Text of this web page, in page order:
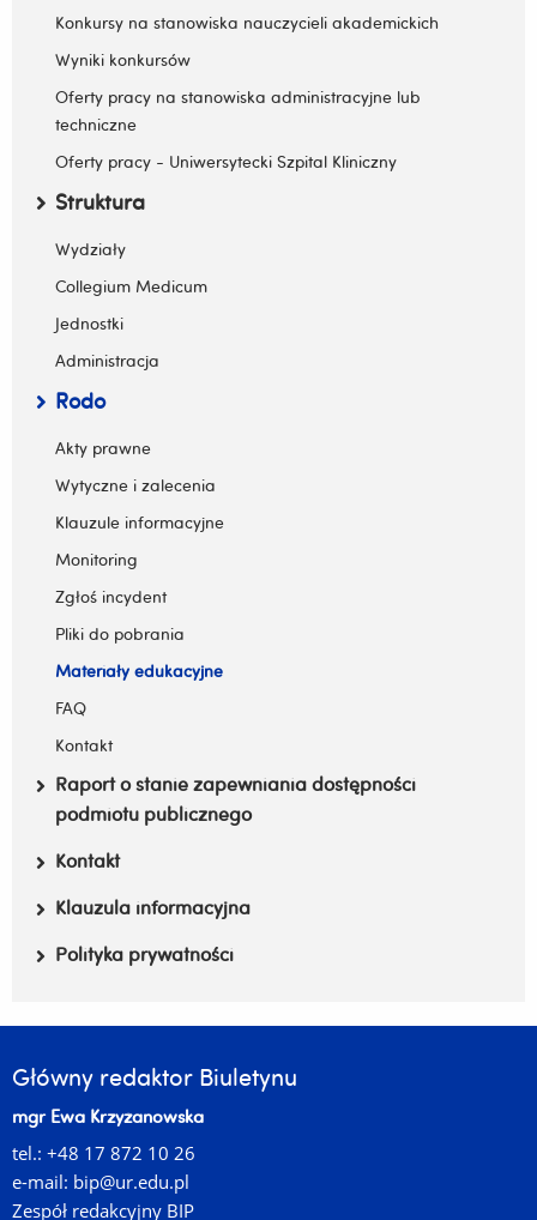
Zwiń / rozwiń submenu
Konkursy na stanowiska nauczycieli akademickich
Wyniki konkursów
Oferty pracy na stanowiska administracyjne lub
techniczne
Oferty pracy - Uniwersytecki Szpital Kliniczny
Struktura
Zwiń / rozwiń submenu
Wydziały
Collegium Medicum
Jednostki
Administracja
Rodo
Zwiń / rozwiń submenu
Akty prawne
Wytyczne i zalecenia
Klauzule informacyjne
Monitoring
Zgłoś incydent
Pliki do pobrania
Materiały edukacyjne
FAQ
Kontakt
Raport o stanie zapewniania dostępności
podmiotu publicznego
Kontakt
Klauzula informacyjna
Polityka prywatności
Główny redaktor Biuletynu
mgr Ewa Krzyżanowska
tel.: +48 17 872 10 26
e-mail: bip@ur.edu.pl
Zespół redakcyjny BIP